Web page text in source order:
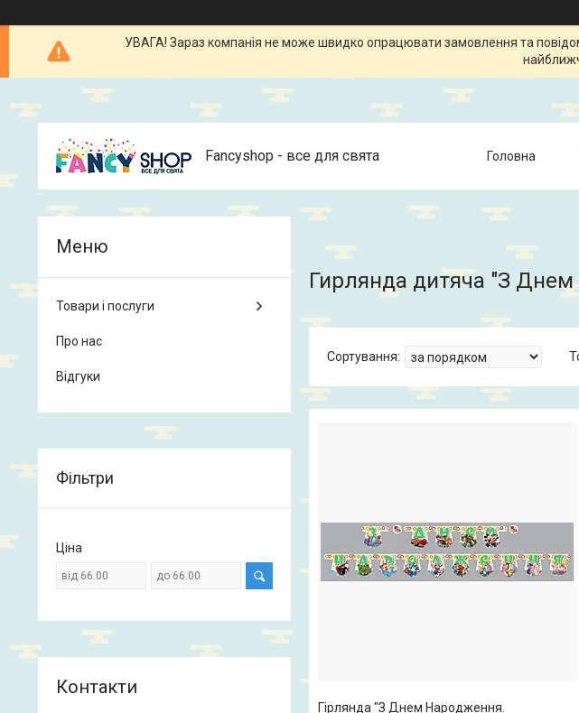
УВАГА! Зараз компанія не може швидко опрацювати замовлення та
Fancyshop - все для свята Головна
Гирлянда дитяча "З
Гірлянда "З Днем Народження.
Товари і послуги
Про нас
Відгуки
Фільтри
Ціна